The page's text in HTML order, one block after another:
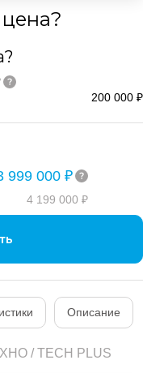
200 000 ₽
999 000 ₽
4 199 000 ₽
Описание
/ TECH PLUS